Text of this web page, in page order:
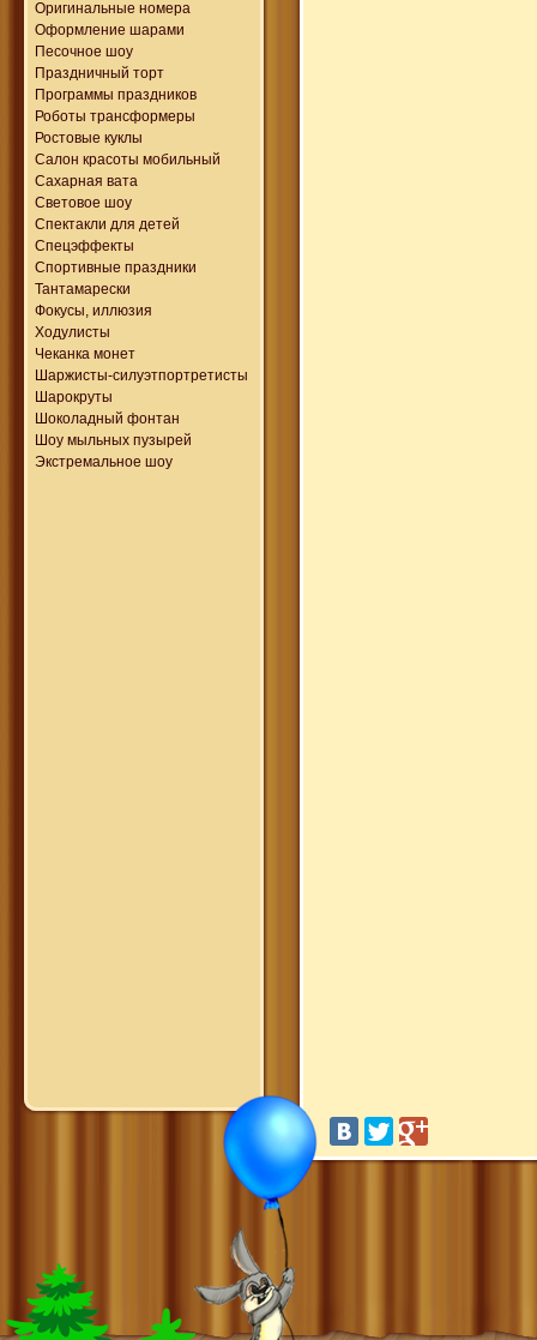
Оригинальные номера
Оформление шарами
Песочное шоу
Праздничный торт
Программы праздников
Роботы трансформеры
Ростовые куклы
Салон красоты мобильный
Сахарная вата
Световое шоу
Спектакли для детей
Спецэффекты
Спортивные праздники
Тантамарески
Фокусы, иллюзия
Ходулисты
Чеканка монет
Шаржисты-силуэтпортретисты
Шарокруты
Шоколадный фонтан
Шоу мыльных пузырей
Экстремальное шоу